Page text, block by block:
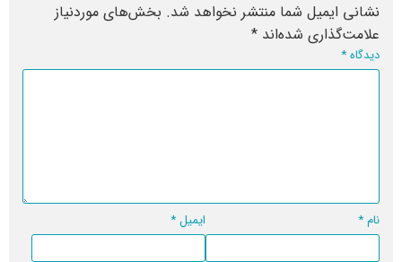
نشانی ایمیل شما منتشر نخواهد شد. بخش‌های موردنیاز
علامت‌گذاری شده‌اند *
دیدگاه*
نام* ایمیل*